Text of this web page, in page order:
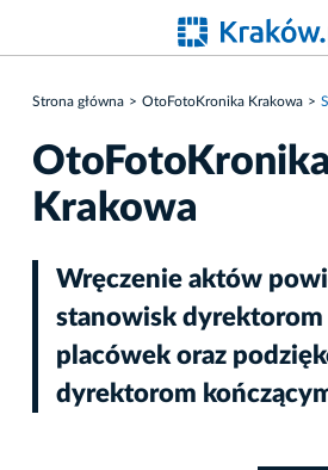
Strona główna OtoFotoKronika Krakowa
OtoFotoKronika
Krakowa
Wręczenie aktów
stanowisk dyrektorom
placówek oraz
dyrektorom